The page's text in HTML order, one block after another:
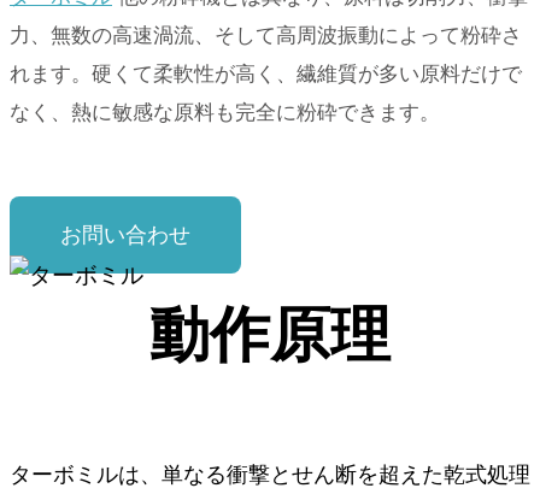
力、無数の高速渦流、そして高周波振動によって粉砕さ
れます。硬くて柔軟性が高く、繊維質が多い原料だけで
なく、熱に敏感な原料も完全に粉砕できます。
お問い合わせ
動作原理
ターボミルは、単なる衝撃とせん断を超えた乾式処理